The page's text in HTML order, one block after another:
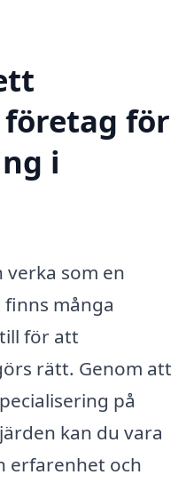
för
i
som en
många
för att
rätt. Genom att
på
kan du vara
erfarenhet och